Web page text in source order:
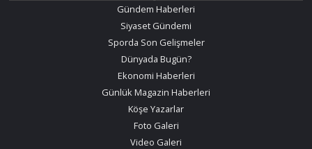
Gündem Haberleri
Siyaset Gündemi
Sporda Son Gelişmeler
Dünyada Bugün?
Ekonomi Haberleri
Günlük Magazin Haberleri
Köşe Yazarlar
Foto Galeri
Video Galeri